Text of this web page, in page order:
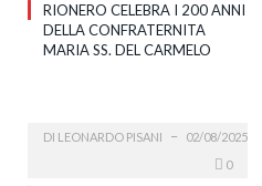
RIONERO CELEBRA I 200 ANNI
DELLA CONFRATERNITA
MARIA SS. DEL CARMELO
DI LEONARDO PISANI
02/08/2025
0